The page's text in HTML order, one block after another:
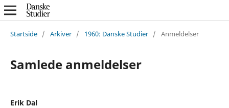
Startside / Arkiver / 1960: Danske Studier / Anmeldelser
Samlede anmeldelser
Erik Dal